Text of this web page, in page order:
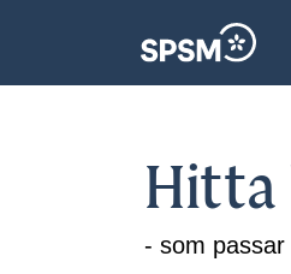
Hitta
- som passar